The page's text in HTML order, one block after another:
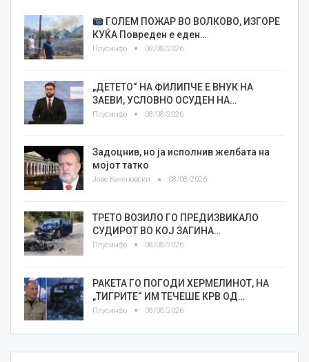
ГОЛЕМ ПОЖАР ВО ВОЛКОВО, ИЗГОРЕ
КУЌА Повреден е еден…
Плусинфо 08/08/2026
„ДЕТЕТО“ НА ФИЛИПЧЕ Е ВНУК НА
ЗАЕВИ, УСЛОВНО ОСУДЕН НА…
Плусинфо 08/08/2026
Задоцнив, но ја исполнив желбата на
мојот татко
Јове Кекеновски 08/08/2026
ТРЕТО ВОЗИЛО ГО ПРЕДИЗВИКАЛО
СУДИРОТ ВО КОЈ ЗАГИНА…
Плусинфо 08/08/2026
РАКЕТА ГО ПОГОДИ ХЕРМЕЛИНОТ, НА
„ТИГРИТЕ“ ИМ ТЕЧЕШЕ КРВ ОД…
Плусинфо 08/08/2026